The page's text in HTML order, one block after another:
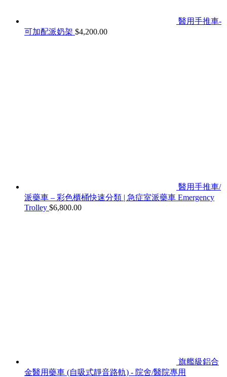
醫用手推車-
可加配派奶架 $4,200.00
醫用手推車/
派藥車 – 彩色櫃桶快速分類 | 急症室派藥車 Emergency
Trolley $6,800.00
旗艦級鋁合
金醫用藥車 (自吸式靜音路軌) - 院舍/醫院專用